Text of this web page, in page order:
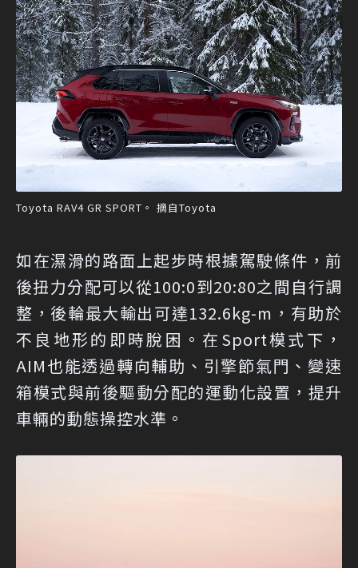
Toyota RAV4 GR SPORT。 摘自Toyota
如在濕滑的路面上起步時根據駕駛條件，前
後扭力分配可以從100:0到20:80之間自行調
整，後輪最大輸出可達132.6kg-m，有助於
不良地形的即時脫困。在Sport模式下，
AIM也能透過轉向輔助、引擎節氣門、變速
箱模式與前後驅動分配的運動化設置，提升
車輛的動態操控水準。